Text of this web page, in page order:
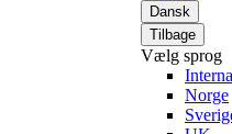
Dansk
Tilbage
Vælg sprog
Norge